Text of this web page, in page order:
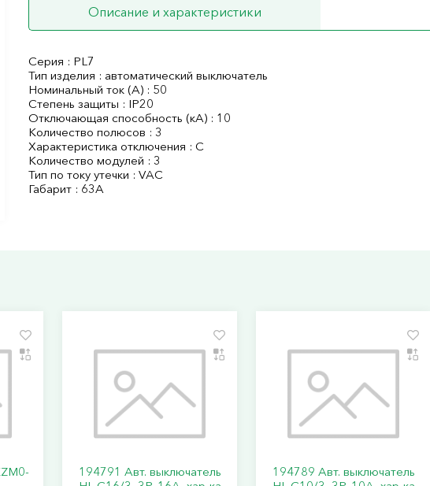
Описание и характеристики
Серия : PL7
Тип изделия : автоматический выключатель
Номинальный ток (А) : 50
Степень защиты : IP20
Отключающая способность (кА) : 10
Количество полюсов : 3
Характеристика отключения : C
Количество модулей : 3
Тип по току утечки : VAC
Габарит : 63А
194791 Авт. выключатель
194789 Авт. выключатель